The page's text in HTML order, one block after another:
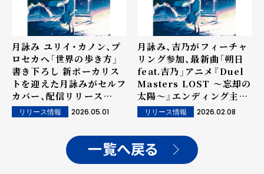
月詠み ユリイ・カノン、プ
ロセカへ「世界の歩き方」
書き下ろし 新ボーカリス
トを迎えた月詠みがセルフ
カバー、配信リリース
&MV公開！
リリース情報 2026.05.01
月詠み、吉乃がフィーチャ
リング参加、最新曲「朔日
feat.吉乃」アニメ『Duel
Masters LOST ～忘却の
太陽～』エンディング主題
歌決定！
リリース情報 2026.02.08
一覧へ戻る